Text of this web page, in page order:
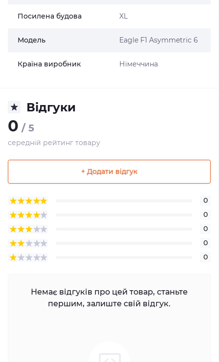
Посилена будова XL
Модель Eagle F1 Asymmetric 6
Країна виробник Німеччина
Відгуки
0 / 5
середній рейтинг товару
+ Додати відгук
0
0
0
0
0
Немає відгуків про цей товар, станьте
першим, залиште свій відгук.